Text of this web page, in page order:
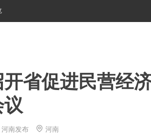
省促进民营经
南发布 河南